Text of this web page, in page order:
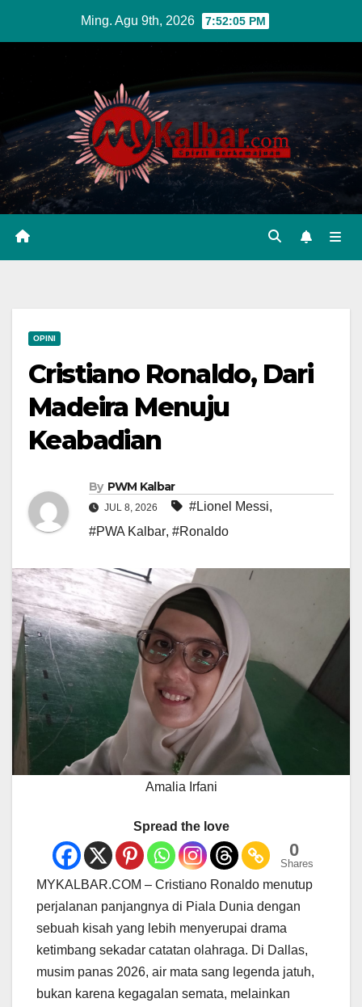
Ming. Agu 9th, 2026 7:52:06 PM
OPINI
Cristiano Ronaldo, Dari
Madeira Menuju
Keabadian
By PWM Kalbar
JUL 8, 2026 #Lionel Messi,
#PWA Kalbar, #Ronaldo
Amalia Irfani
Spread the love
0
Shares
MYKALBAR.COM – Cristiano Ronaldo menutup
perjalanan panjangnya di Piala Dunia dengan
sebuah kisah yang lebih menyerupai drama
ketimbang sekadar catatan olahraga. Di Dallas,
musim panas 2026, air mata sang legenda jatuh,
bukan karena kegagalan semata, melainkan